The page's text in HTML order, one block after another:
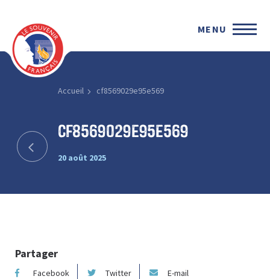
MENU
Accueil cf8569029e95e569
cf8569029e95e569
20 août 2025
Partager
Facebook Twitter E-mail